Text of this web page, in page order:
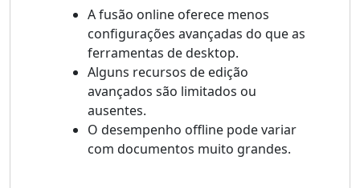
A fusão online oferece menos
configurações avançadas do que as
ferramentas de desktop.
Alguns recursos de edição
avançados são limitados ou
ausentes.
O desempenho offline pode variar
com documentos muito grandes.